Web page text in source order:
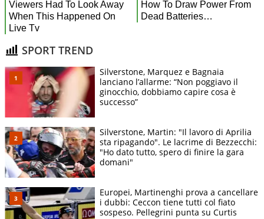
SPORT TREND
Silverstone, Marquez e Bagnaia
lanciano l’allarme: “Non poggiavo il
ginocchio, dobbiamo capire cosa è
successo”
Silverstone, Martin: "Il lavoro di Aprilia
sta ripagando". Le lacrime di Bezzecchi:
"Ho dato tutto, spero di finire la gara
domani"
Europei, Martinenghi prova a cancellare
i dubbi: Ceccon tiene tutti col fiato
sospeso. Pellegrini punta su Curtis